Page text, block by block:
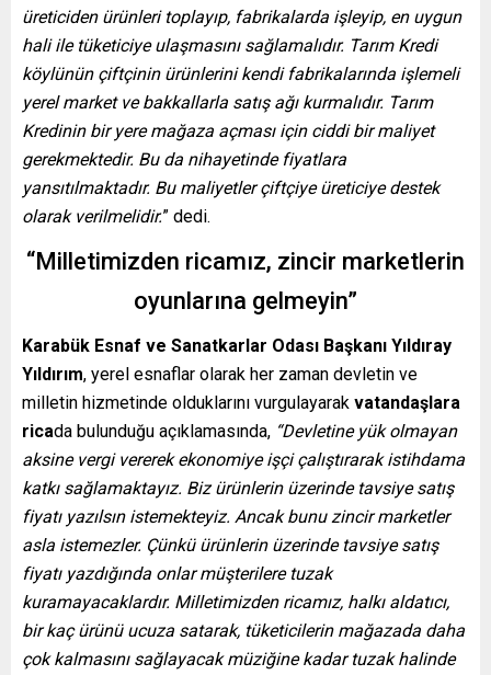
üreticiden ürünleri toplayıp, fabrikalarda işleyip, en uygun
hali ile tüketiciye ulaşmasını sağlamalıdır. Tarım Kredi
köylünün çiftçinin ürünlerini kendi fabrikalarında işlemeli
yerel market ve bakkallarla satış ağı kurmalıdır. Tarım
Kredinin bir yere mağaza açması için ciddi bir maliyet
gerekmektedir. Bu da nihayetinde fiyatlara
yansıtılmaktadır. Bu maliyetler çiftçiye üreticiye destek
olarak verilmelidir.” dedi.
“Milletimizden ricamız, zincir marketlerin
oyunlarına gelmeyin”
Karabük Esnaf ve Sanatkarlar Odası Başkanı Yıldıray
Yıldırım, yerel esnaflar olarak her zaman devletin ve
milletin hizmetinde olduklarını vurgulayarak vatandaşlara
ricada bulunduğu açıklamasında, “Devletine yük olmayan
aksine vergi vererek ekonomiye işçi çalıştırarak istihdama
katkı sağlamaktayız. Biz ürünlerin üzerinde tavsiye satış
fiyatı yazılsın istemekteyiz. Ancak bunu zincir marketler
asla istemezler. Çünkü ürünlerin üzerinde tavsiye satış
fiyatı yazdığında onlar müşterilere tuzak
kuramayacaklardır. Milletimizden ricamız, halkı aldatıcı,
bir kaç ürünü ucuza satarak, tüketicilerin mağazada daha
çok kalmasını sağlayacak müziğine kadar tuzak halinde